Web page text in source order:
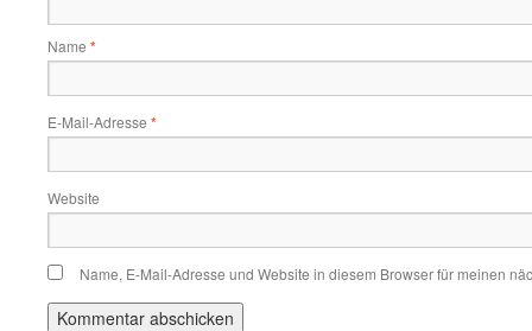
Name *
E-Mail-Adresse *
Website
Name, E-Mail-Adresse und Website in diesem Browser für meinen